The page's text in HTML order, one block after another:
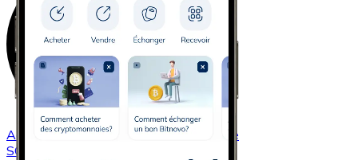
AcheterSolanaavec virement bancaire
SOL